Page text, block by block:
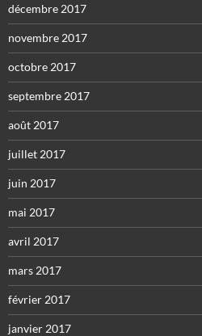
décembre 2017
novembre 2017
octobre 2017
septembre 2017
août 2017
juillet 2017
juin 2017
mai 2017
avril 2017
mars 2017
février 2017
janvier 2017